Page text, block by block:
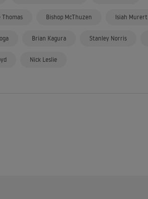
Thomas Bishop McThuzen Isiah Murert
Brian Kagura Stanley Norris
Nick Leslie